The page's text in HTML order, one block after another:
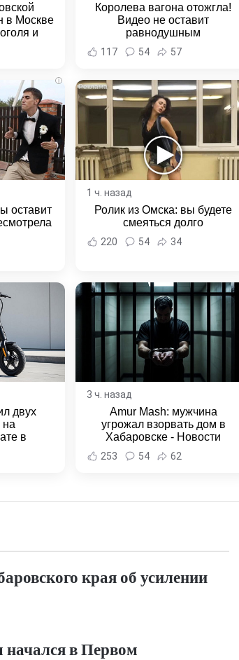
в Москве
и
-
и
Королева вагона отожгла!
Видео не оставит
равнодушным
117 54 57
i
оставит
1 ч. назад
Ролик из Омска: вы будете
смеяться долго
220 54 34
двух
на
в
Амуре -
и
3 ч. назад
Amur Mash: мужчина
угрожал взорвать дом в
Хабаровске - Новости
Хабаровска и Хабаровского
края
253 54 62
края об усилении
начался в Первом